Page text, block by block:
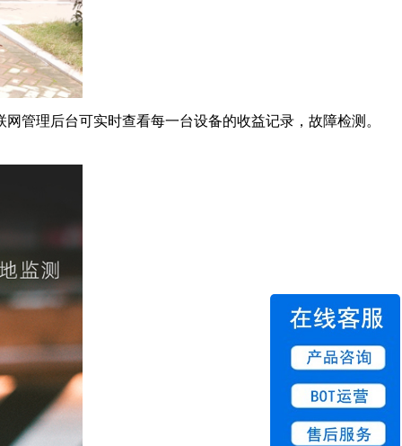
管理后台可实时查看每一台设备的收益记录，故障检测。